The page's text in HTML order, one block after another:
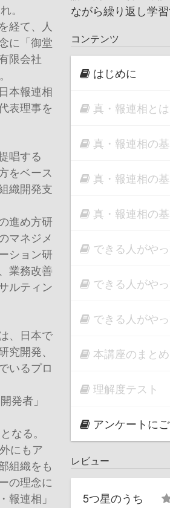
。
経て、人
に「御堂
限会社
本報連相
表理事を
唱する
をベース
織開発支
進め方研
マネジメ
ション研
業務改善
ルティン
、日本で
開発、
いるプロ
発者」
なる。
にもア
組織をも
の理念に
報連相」
ながら繰り返し学
コンテンツ
はじめに
真・報連相とは
真・報連相の
真・報連相の
真・報連相の
できる人がや
できる人がや
できる人がや
本講座のまと
理解度テスト
アンケートにご
レビュー
5つ星のうち